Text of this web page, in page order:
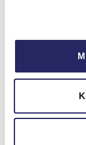
Az építkezés
trükkök
Az építkezés
jelenthet, ha nem
optimalizálásával